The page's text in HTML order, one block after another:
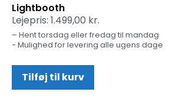
Lightbooth
Lejepris: 1.499,00 kr.
– Hent torsdag eller fredag til mandag
- Mulighed for levering alle ugens dage
Tilføj til kurv